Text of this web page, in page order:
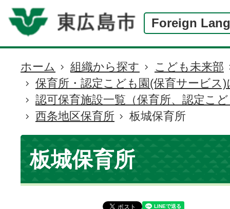
Foreign
現
在
の
位
置
ホーム 組織から探す
こども未来部
保育所・認定こども園(保育サービス
認可保育施設一覧（保育所、認定こ
西条地区保育所
板城保育所
板城保育所